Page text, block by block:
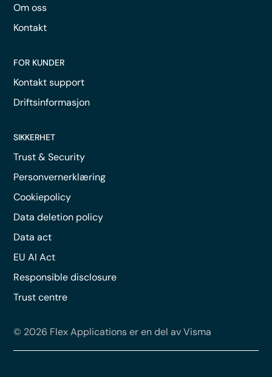
Om oss
Kontakt
FOR KUNDER
Kontakt support
Driftsinformasjon
SIKKERHET
Trust & Security
Personvernerklæring
Cookiepolicy
Data deletion policy
Data act
EU AI Act
Responsible disclosure
Trust centre
© 2026 Flex Applications er en del av Visma